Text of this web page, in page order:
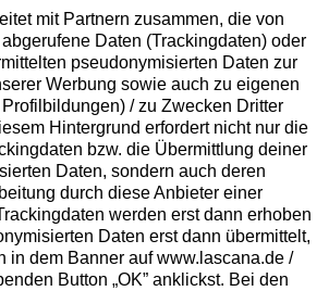
mit Partnern zusammen, die von
Daten (Trackingdaten) oder
pseudonymisierten Daten zur
Werbung sowie auch zu eigenen
/ zu Zwecken Dritter
Hintergrund erfordert nicht nur die
bzw. die Übermittlung deiner
Daten, sondern auch deren
durch diese Anbieter einer
werden erst dann erhoben
Daten erst dann übermittelt,
in dem Banner auf www.lascana.de /
Button „OK” anklickst. Bei den